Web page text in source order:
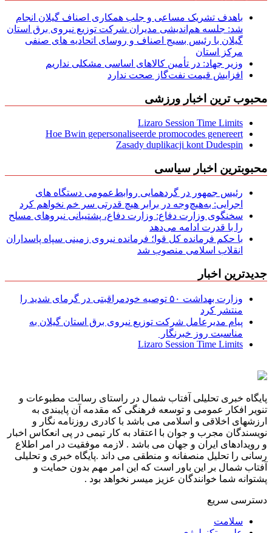
باهدف تشریک مساعی و جلب همکاری اصناف گیلان انجام
شد: جلسه هم‌اندیشی مدیران شركت توزیع نیروی برق استان
گیلان با رئیس بسیج اصناف و روسای اتحادیه های صنفی
مركز استان
وزیر جهاد: در تأمین کالاهای اساسی مشکلی نداریم
افزایش قیمت نفت‌گاز صحت ندارد
محبوب ترین اخبار ورزشی
Lizaro Session Time Limits
Hoe Bwin gepersonaliseerde promocodes genereert
Zasady duplikacji kont Dudespin
محبوبترین اخبار سیاسی
رئیس جمهور در گردهمایی روابط‌عمومی دستگاه های
اجرایی: به‌هیچ‌وجه در برابر هیچ قدرتی سر خم نخواهم کرد
سخنگوی وزارت دفاع: وزارت دفاع، پشتیبانی نیرو‌های مسلح
را با قدرت ادامه می‌دهد
با حکم فرمانده کل قوا؛ فرمانده نیروی زمینی سپاه پاسداران
انقلاب اسلامی منصوب شد
جدیدترین اخبار
وزارت بهداشت ۵۰ توصیه خودمراقبتی در گرمای شدید را
منتشر کرد
پیام مدیرعامل شركت توزیع نیروی برق استان گیلان به
مناسبت روز خبرنگار ‌
Lizaro Session Time Limits
پایگاه خبری تحلیلی آفتاب شمال در راستای رسالت مطبوعات و
تنویر افکار عمومی و توسعه فرهنگی که مقدمه آن پایبندی به
ارزشهای اخلاقی و اسلامی می باشد با کادری روزنامه نگار و
نویسندگان مجرب و جوان با اعتقاد به کار تیمی در پی انعکاس اخبار
و رویدادهای ایران و جهان می باشد . لازمه موفقیت در امر اطلاع
رسانی را تحلیل منصفانه و منطقی می داند .پایگاه خبری و تحلیلی
آفتاب شمال بر این باور است که این امر مهم بدون حمایت و
پشتوانه شما خوانندگان عزیز میسر نخواهد بود .
دسترسی سریع
سلامت